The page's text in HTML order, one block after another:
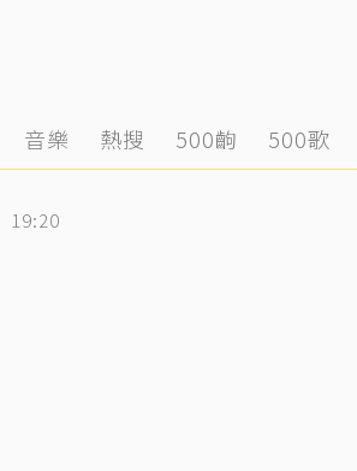
音樂 熱搜 500齣 500歌
19:20